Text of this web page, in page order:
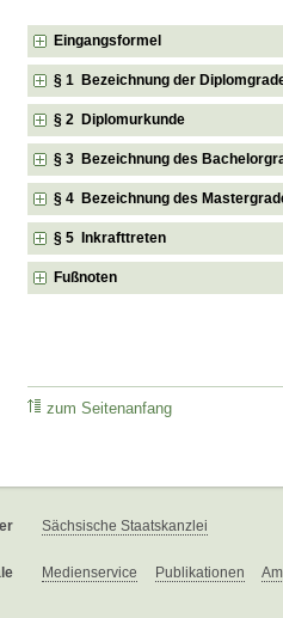
Eingangsformel
§ 1 Bezeichnung der
§ 2 Diplomurkunde
§ 3 Bezeichnung des
§ 4 Bezeichnung des
§ 5 Inkrafttreten
Fußnoten
zum Seitenanfang
Sächsische Staatskanzlei
Medienservice Publikationen